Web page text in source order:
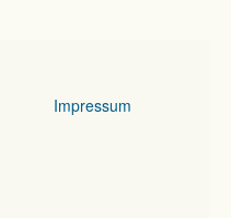
Impressum